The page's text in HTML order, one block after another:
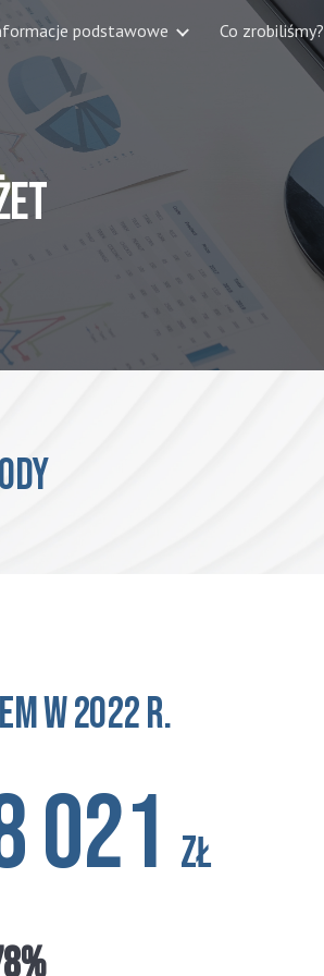
Skip to navigation
podstawowe Co zrobiliśmy?
w 2022 r.
021 zł